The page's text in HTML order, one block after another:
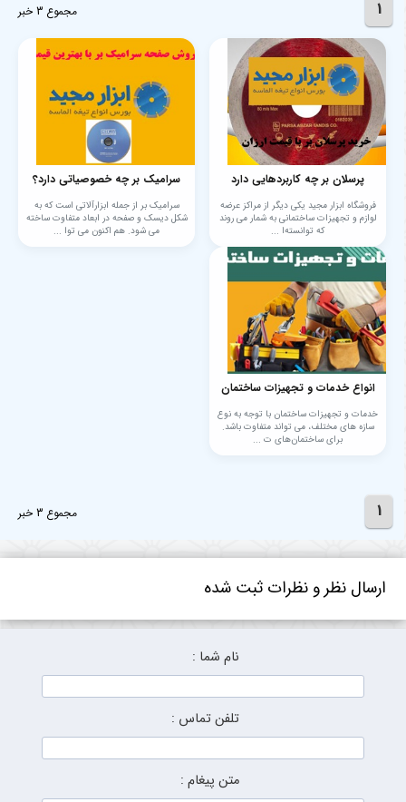
1 مجموع 3 خبر
پرسلان بر چه کاربردهایی دارد
فروشگاه ابزار مجید یکی دیگر از مراکز عرضه
لوازم و تجهیزات ساختمانی به شمار می روند
که توانسته‌ا ...
سرامیک بر چه خصوصیاتی دارد؟
سرامیک بر از جمله ابزارآلاتی است که به
شکل دیسک و صفحه در ابعاد متفاوت ساخته
می شود. هم اکنون می توا ...
انواع خدمات و تجهیزات ساختمان
خدمات و تجهیزات ساختمان با توجه به نوع
سازه های مختلف، می تواند متفاوت باشد.
برای ساختمان‌های ت ...
1 مجموع 3 خبر
ارسال نظر و نظرات ثبت شده
نام شما :
تلفن تماس :
متن پیغام :